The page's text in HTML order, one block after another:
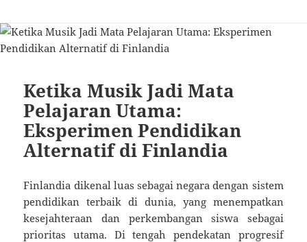
Ketika Musik Jadi Mata
Pelajaran Utama:
Eksperimen Pendidikan
Alternatif di Finlandia
Finlandia dikenal luas sebagai negara dengan sistem
pendidikan terbaik di dunia, yang menempatkan
kesejahteraan dan perkembangan siswa sebagai
prioritas utama. Di tengah pendekatan progresif